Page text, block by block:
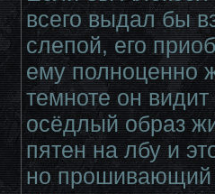
всего выдал бы
слепой, его
ему полноценно
темноте он
осёдлый образ
пятен на лбу и
но прошивающий